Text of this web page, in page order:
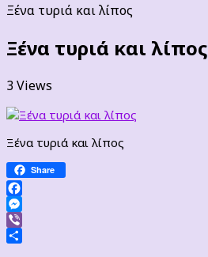
Ξένα τυριά και λίπος
Ξένα τυριά και λίπος
3 Views
Ξένα τυριά και λίπος
Share
Facebook
Messenger
Viber